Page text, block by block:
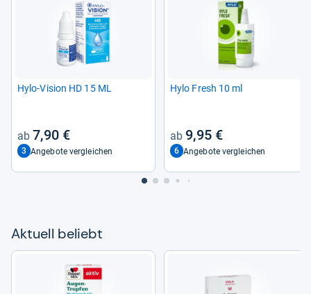
Hylo-​Vision HD 15 ML
7,90 €
3 Angebote vergleichen
Hylo Fresh 10 ml
9,95 €
6 Angebote vergleichen
Aktu­ell beliebt